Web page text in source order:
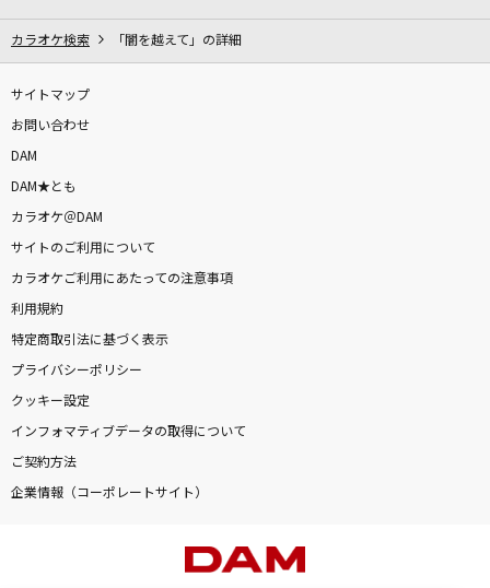
カラオケ検索 「闇を越えて」の詳細
サイトマップ
お問い合わせ
DAM
DAM★とも
カラオケ＠DAM
サイトのご利用について
カラオケご利用にあたっての注意事項
利用規約
特定商取引法に基づく表示
プライバシーポリシー
クッキー設定
インフォマティブデータの取得について
ご契約方法
企業情報（コーポレートサイト）